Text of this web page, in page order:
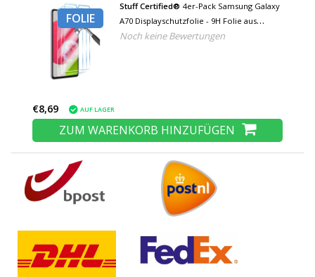
FOLIE
Stuff Certified® 4er-Pack Samsung Galaxy
A70 Displayschutzfolie - 9H Folie aus
gehärtetem Glas
Noch keine Bewertungen
€8,69 AUF LAGER
ZUM WARENKORB HINZUFÜGEN